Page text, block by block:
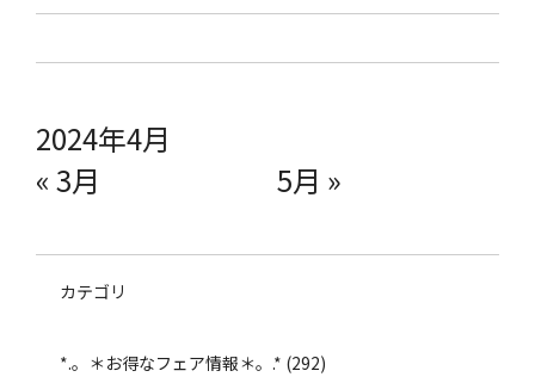
2024年4月
« 3月
5月 »
カテゴリ
*.。＊お得なフェア情報＊。.* (292)